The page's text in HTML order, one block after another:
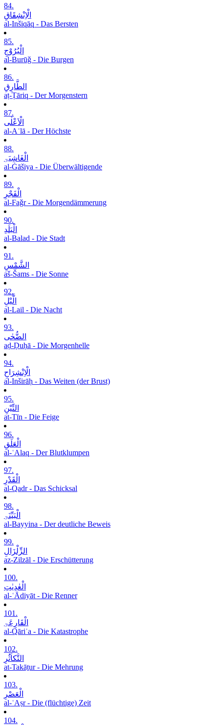
84.
الْاِنْشِقَاقِ
al-Inšiqāq - Das Bersten
85.
الْبُرُوْجِ
al-Burūǧ - Die Burgen
86.
الطَّارِقِ
aṭ-Ṭāriq - Der Morgenstern
87.
الْاَعْلٰی
al-Aʿlā - Der Höchste
88.
الْغَاشِیَۃِ
al-Ġāšiya - Die Überwältigende
89.
الْفَجْرِ
al-Faǧr - Die Morgendämmerung
90.
الْبَلَدِ
al-Balad - Die Stadt
91.
الشَّمْسِ
aš-Šams - Die Sonne
92.
الَّیْلِ
al-Lail - Die Nacht
93.
الضُّحٰی
aḍ-Ḍuḥā - Die Morgenhelle
94.
الْاِنْشِرَاحِ
al-Inširāḥ - Das Weiten (der Brust)
95.
التِّیْنِ
at-Tīn - Die Feige
96.
الْعَلَقِ
al-ʿAlaq - Der Blutklumpen
97.
الْقَدْرِ
al-Qadr - Das Schicksal
98.
الْبَیِّنَۃِ
al-Bayyina - Der deutliche Beweis
99.
الزِّلْزَالِ
az-Zilzāl - Die Erschütterung
100.
الْعٰدِیٰتِ
al-ʿĀdiyāt - Die Renner
101.
الْقَارِعَۃِ
al-Qāriʿa - Die Katastrophe
102.
التَّکاَثُرِ
at-Takāṯur - Die Mehrung
103.
الْعَصْرِ
al-ʿAṣr - Die (flüchtige) Zeit
104.